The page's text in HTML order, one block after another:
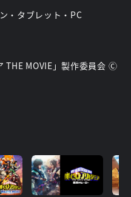
・タブレット・PC
THE MOVIE」製作委員会 Ⓒ